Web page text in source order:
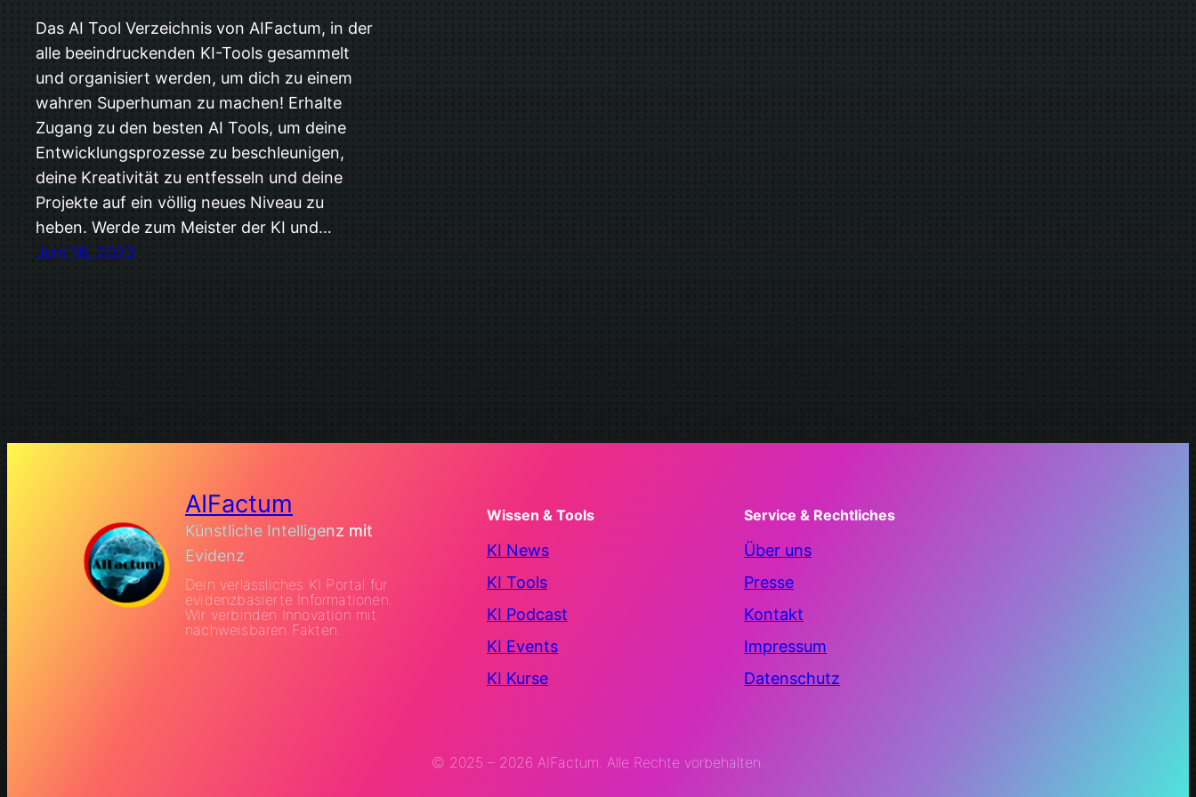
Das AI Tool Verzeichnis von AIFactum, in der
alle beeindruckenden KI-Tools gesammelt
und organisiert werden, um dich zu einem
wahren Superhuman zu machen! Erhalte
Zugang zu den besten AI Tools, um deine
Entwicklungsprozesse zu beschleunigen,
deine Kreativität zu entfesseln und deine
Projekte auf ein völlig neues Niveau zu
heben. Werde zum Meister der KI und…
Juni 16, 2023
AIFactum
Künstliche Intelligenz mit
Evidenz
Dein verlässliches KI Portal für
evidenzbasierte Informationen.
Wir verbinden Innovation mit
nachweisbaren Fakten.
Wissen & Tools
KI News
KI Tools
KI Podcast
KI Events
KI Kurse
Service & Rechtliches
Über uns
Presse
Kontakt
Impressum
Datenschutz
© 2025 – 2026 AIFactum. Alle Rechte vorbehalten.